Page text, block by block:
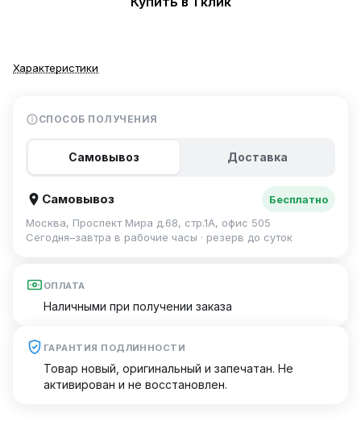
Характеристики
СПОСОБ ПОЛУЧЕНИЯ
Самовывоз Доставка
Самовывоз
Бесплатно
Москва, Проспект Мира д.68, стр.1А, офис 505
Сегодня–завтра в рабочие часы · резерв до суток
ОПЛАТА
Наличными при получении заказа
ГАРАНТИЯ ПОДЛИННОСТИ
Товар новый, оригинальный и запечатан. Не
активирован и не восстановлен.